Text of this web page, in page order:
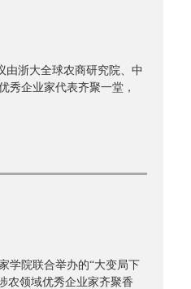
由浙大全球农商研究院、中
秀企业家代表齐聚一堂，
学院联合举办的“大变局下
农领域优秀企业家齐聚香